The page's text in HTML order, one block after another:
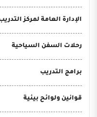
الإدارة العامة لمركز
رحلات السفن السياحية
برامج التدريب
قوانين ولوائح بيئية